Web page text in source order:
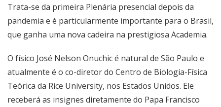
Trata-se da primeira Plenária presencial depois da
pandemia e é particularmente importante para o Brasil,
que ganha uma nova cadeira na prestigiosa Academia.
O físico José Nelson Onuchic é natural de São Paulo e
atualmente é o co-diretor do Centro de Biologia-Física
Teórica da Rice University, nos Estados Unidos. Ele
receberá as insignes diretamente do Papa Francisco